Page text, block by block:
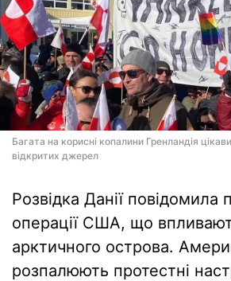
Багата на корисні копалини Гренландія
відкритих джерел
Розвідка Данії повідомила
операції США, що
арктичного острова.
розпалюють протестні